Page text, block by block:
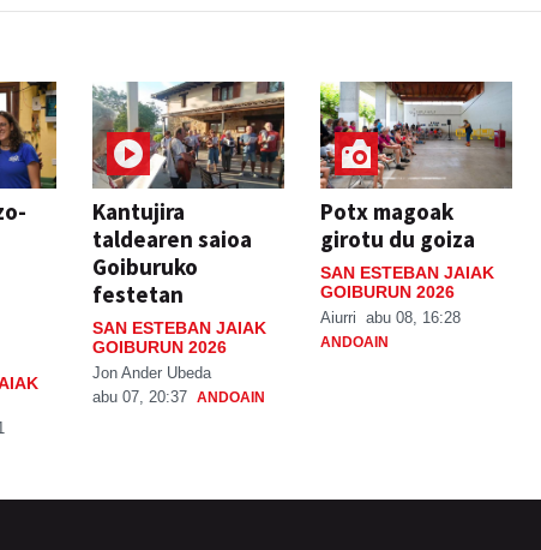
Kantujira
taldearen saioa
Goiburuko
festetan
SAN ESTEBAN JAIAK
GOIBURUN 2026
Jon Ander Ubeda
abu 07, 20:37 ANDOAIN
Potx magoak
girotu du goiza
SAN ESTEBAN JAIAK
GOIBURUN 2026
Aiurri abu 08, 16:28
ANDOAIN